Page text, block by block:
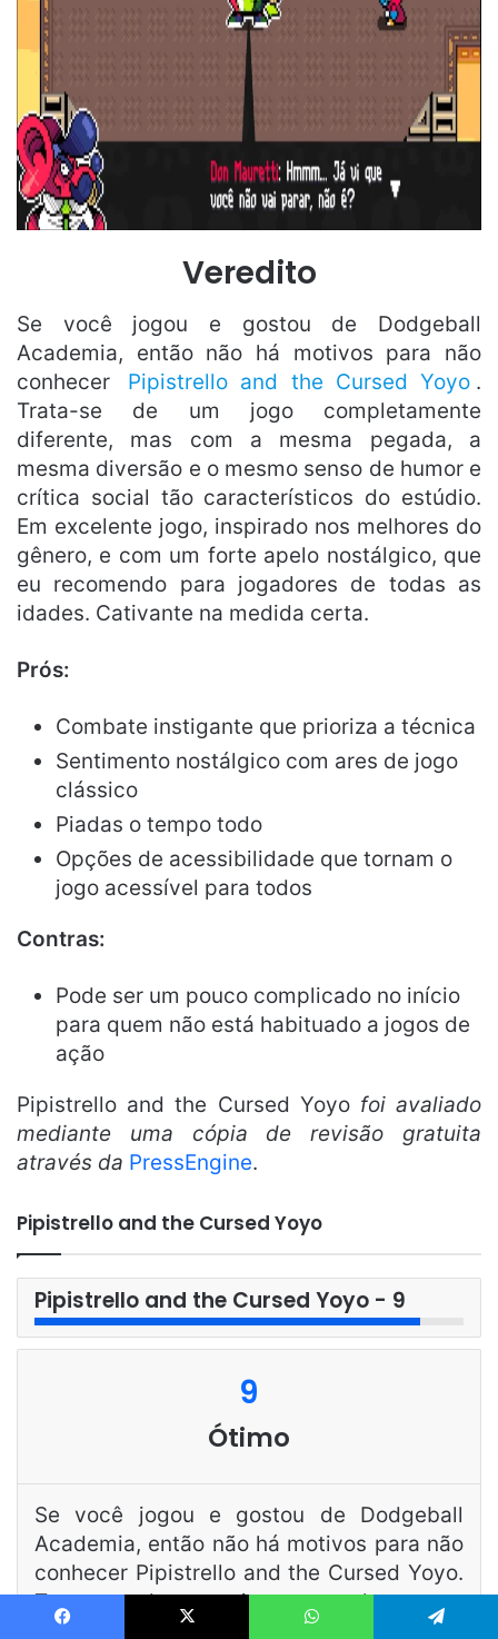
Continua após a publicidade..
Veredito
Se você jogou e gostou de Dodgeball
Academia, então não há motivos para não
conhecer
Pipistrello and the Cursed Yoyo .
Trata-se de um jogo completamente
diferente, mas com a mesma pegada, a
mesma diversão e o mesmo senso de humor e
crítica social tão característicos do estúdio.
Em excelente jogo, inspirado nos melhores do
gênero, e com um forte apelo nostálgico, que
eu recomendo para jogadores de todas as
idades. Cativante na medida certa.
Prós:
Combate instigante que prioriza a técnica
Sentimento nostálgico com ares de jogo
clássico
Piadas o tempo todo
Opções de acessibilidade que tornam o
jogo acessível para todos
Contras:
Pode ser um pouco complicado no início
para quem não está habituado a jogos de
ação
Pipistrello and the Cursed Yoyo foi avaliado
mediante uma cópia de revisão gratuita
através da PressEngine.
Pipistrello and the Cursed Yoyo
Pipistrello and the Cursed Yoyo - 9
9
Ótimo
Se você jogou e gostou de Dodgeball
Academia, então não há motivos para não
conhecer Pipistrello and the Cursed Yoyo.
Trata-se de um jogo completamente
diferente, mas com a mesma pegada, a